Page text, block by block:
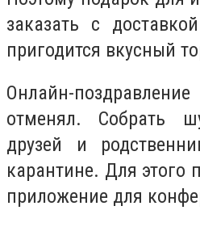
заказать с
пригодится вкусный
Онлайн-
отменял. Собрать
друзей и
карантине. Для этого
приложение для